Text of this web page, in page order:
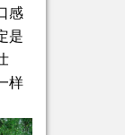
感
是
样